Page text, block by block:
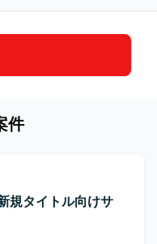
件
規タイトル向けサ